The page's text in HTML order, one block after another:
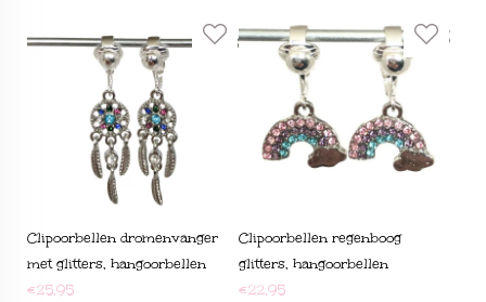
Clipoorbellen dromenvanger
met glitters, hangoorbellen
€25,95
Clipoorbellen regenboog
glitters, hangoorbellen
€22,95